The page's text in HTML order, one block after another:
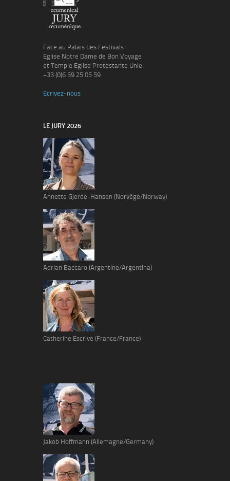
Face au Palais des Festivals :
Eglise Notre Dame de Bon Voyage
et Temple Eglise Protestante Unie
+33 (0)6 59 25 05 59
Ecrivez-nous
LE JURY 2026
Annette Gjerde-Hansen (Norvège/Norway)
Adrian Baccaro (Argentine/Argentina)
Catherine Escrive (France/France)
Jakob Hoffmann (Allemagne/Germany)